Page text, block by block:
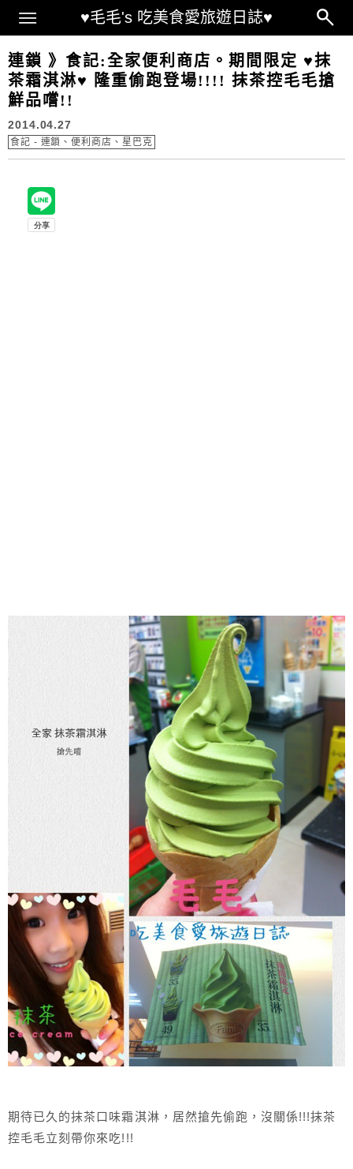
♥毛毛's 吃美食愛旅遊日誌♥
Main Menu
連鎖 》食記:全家便利商店。期間限定 ♥抹
茶霜淇淋♥ 隆重偷跑登場!!!! 抹茶控毛毛搶
鮮品嚐!!
2014.04.27
食記 - 連鎖、便利商店、星巴克
期待已久的抹茶口味霜淇淋，居然搶先偷跑，沒關係!!!抹茶
控毛毛立刻帶你來吃!!!